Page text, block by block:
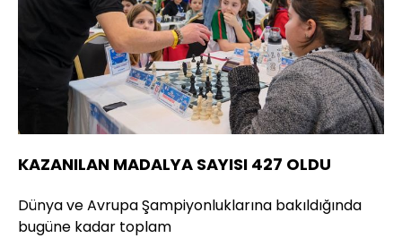
KAZANILAN MADALYA SAYISI 427 OLDU
Dünya ve Avrupa Şampiyonluklarına bakıldığında
bugüne kadar toplam